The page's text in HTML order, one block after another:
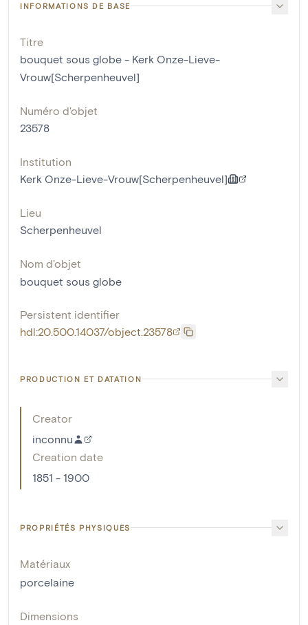
INFORMATIONS DE BASE
Titre
bouquet sous globe - Kerk Onze-Lieve-
Vrouw[Scherpenheuvel]
Numéro d'objet
23578
Institution
Kerk Onze-Lieve-Vrouw[Scherpenheuvel]
Lieu
Scherpenheuvel
Nom d'objet
bouquet sous globe
Persistent identifier
hdl:20.500.14037/object.23578
PRODUCTION ET DATATION
Creator
inconnu
Creation date
1851 - 1900
PROPRIÉTÉS PHYSIQUES
Matériaux
porcelaine
Dimensions